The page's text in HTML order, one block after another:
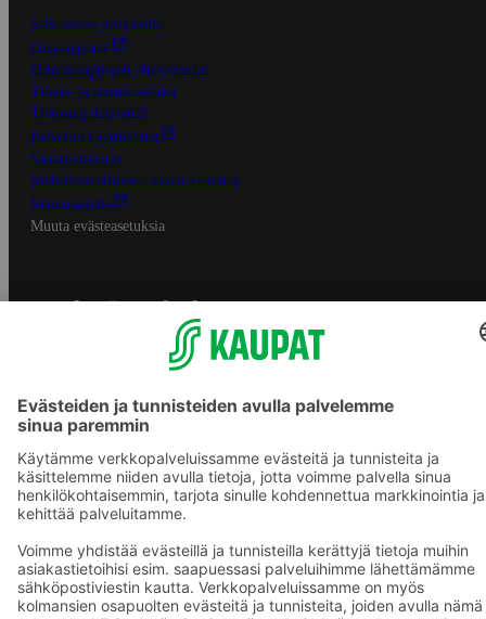
S-Business yrityksille
Oiva-raportit
Osuuskauppojen yhteystiedot
Tilaus- ja toimitusehdot
Tietosuojakäytäntö
Palvelun käyttöehdot
Saavutettavuus
Mobiilisovelluksen saavutettavuus
Mainostajalle
Muuta evästeasetuksia
S-ryhmän palvelut
Asiakasomistajuus
Yhteishyvä Ruoka -sovellus
Prisma.fi
Sokos.fi
S-Pankki
Sokos Hotels
Raflaamo